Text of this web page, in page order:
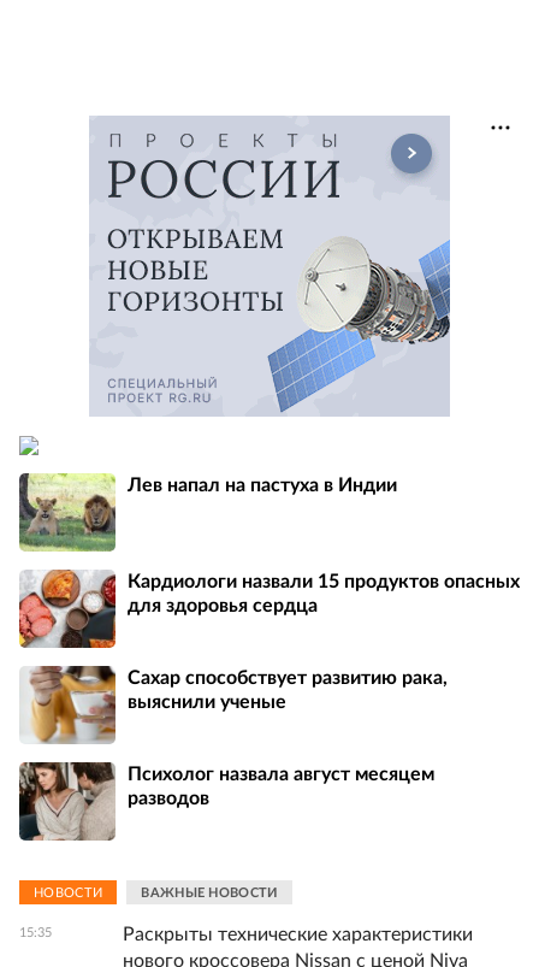
Лев напал на пастуха в Индии
Кардиологи назвали 15 продуктов опасных
для здоровья сердца
Сахар cпособствует развитию рака,
выяснили ученые
Психолог назвала август месяцем
разводов
НОВОСТИ ВАЖНЫЕ НОВОСТИ
15:35
Раскрыты технические характеристики
нового кроссовера Nissan с ценой Niva